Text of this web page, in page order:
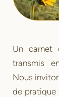
Un carnet
transmis
Nous
de pratique